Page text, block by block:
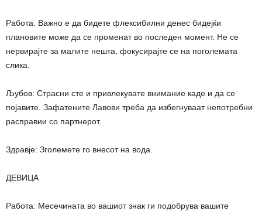
Работа: Важно е да бидете флексибилни денес бидејќи
плановите може да се променат во последен момент. Не се
нервирајте за малите нешта, фокусирајте се на поголемата
слика.
Љубов: Страсни сте и привлекувате внимание каде и да се
појавите. Зафатените Лавови треба да избегнуваат непотребни
расправии со партнерот.
Здравје: Зголемете го внесот на вода.
ДЕВИЦА
Работа: Месечината во вашиот знак ги подобрува вашите